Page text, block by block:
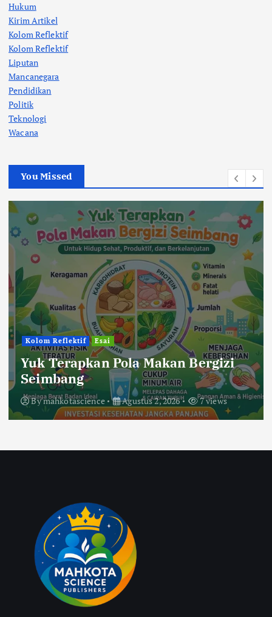
Hukum
Kirim Artikel
Kolom Reflektif
Kolom Reflektif
Liputan
Mancanegara
Pendidikan
Politik
Teknologi
Wacana
You Missed
Kolom Reflektif Esai
Yuk Terapkan Pola Makan Bergizi
Seimbang
Bymahkotascience Agustus 2, 2026 7 views